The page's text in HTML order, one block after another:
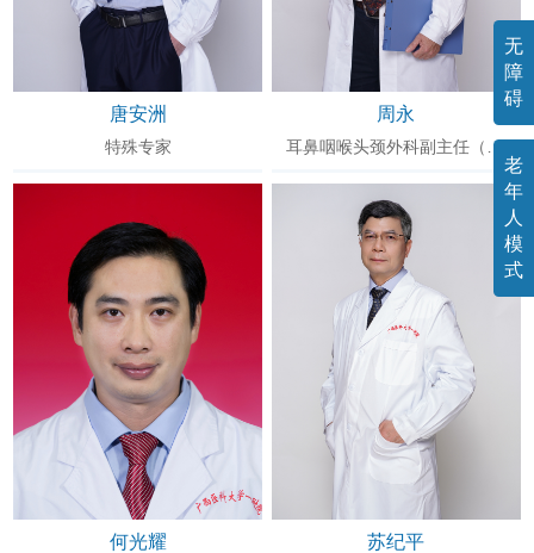
无
障
碍
老
年
人
模
式
唐安洲
特殊专家
周永
耳鼻咽喉头颈外科副主任（主持工作）、主任医师
何光耀 苏纪平